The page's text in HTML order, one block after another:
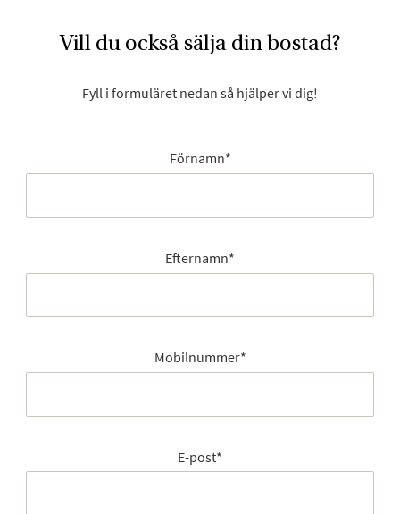
Vill du också sälja din bostad?
Fyll i formuläret nedan så hjälper vi dig!
Förnamn*
Efternamn*
Mobilnummer*
E-post*